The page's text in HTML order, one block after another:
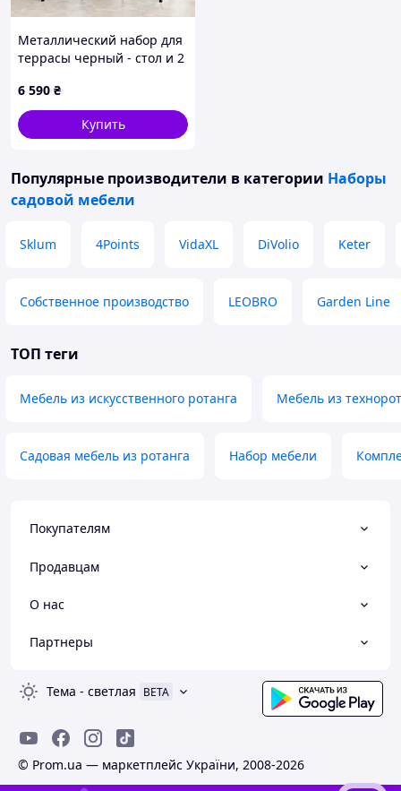
Металлический набор для
террасы черный - стол и 2
Гранд Презент GP0456-B
6 590 ₴
Купить
Популярные производители в категории Наборы
садовой мебели
Sklum 4Points VidaXL DiVolio Keter
Собственное производство LEOBRO Garden Line
ТОП теги
Мебель из искусственного ротанга Мебель из
Садовая мебель из ротанга Набор мебели
Покупателям
Продавцам
О нас
Партнеры
Тема - светлая BETA
© Prom.ua — маркетплейс України, 2008-2026